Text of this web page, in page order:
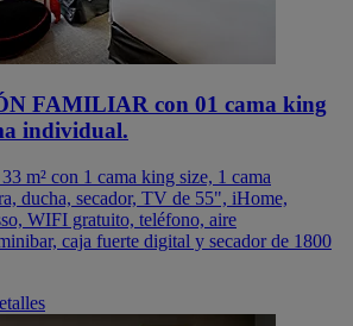
FAMILIAR con 01 cama king
individual.
m² con 1 cama king size, 1 cama
ducha, secador, TV de 55", iHome,
WIFI gratuito, teléfono, aire
caja fuerte digital y secador de 1800